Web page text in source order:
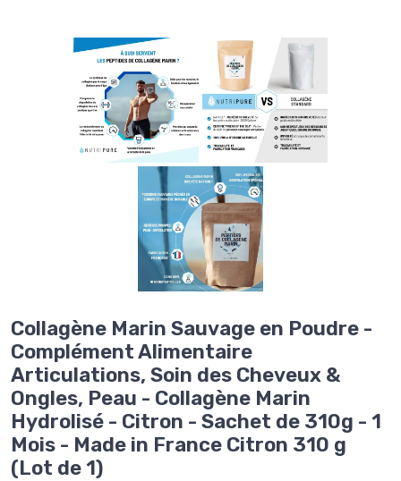
Collagène Marin Sauvage en Poudre -
Complément Alimentaire
Articulations, Soin des Cheveux &
Ongles, Peau - Collagène Marin
Hydrolisé - Citron - Sachet de 310g - 1
Mois - Made in France Citron 310 g
(Lot de 1)